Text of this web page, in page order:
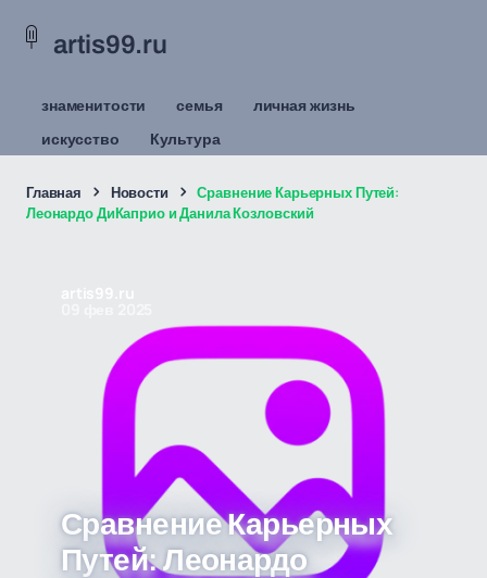
artis99.ru
знаменитости семья
личная жизнь
искусство
Культура
Главная Новости
Сравнение Карьерных Путей:
Леонардо ДиКаприо и Данила Козловский
Сравнение Карьерных
Путей: Леонардо